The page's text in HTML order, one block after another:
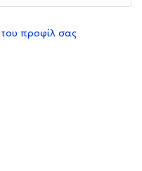
του προφίλ σας